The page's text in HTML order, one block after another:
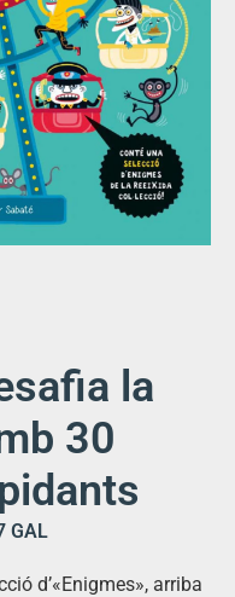
la
30
GAL
d’«Enigmes», arriba